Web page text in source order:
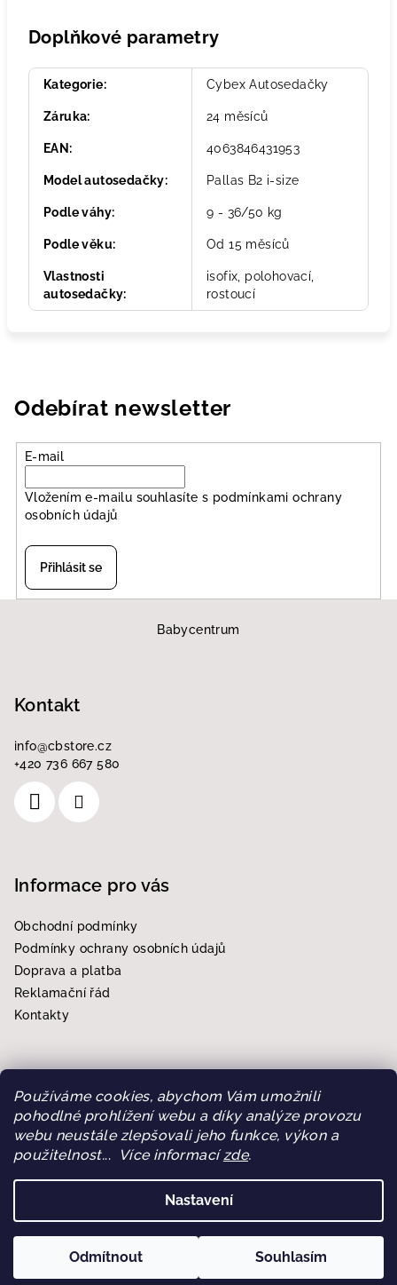
Používáme cookies, abychom Vám umožnili
pohodlné prohlížení webu a díky analýze provozu
webu neustále zlepšovali jeho funkce, výkon a
použitelnost... Více informacízde.
Nastavení
Odmítnout Souhlasím
Doplňkové parametry
Kategorie: Cybex Autosedačky
Záruka: 24 měsíců
EAN : 4063846431953
Model autosedačky: Pallas B2 i-size
Podle váhy: 9 - 36/50 kg
Podle věku: Od 15 měsíců
Vlastnosti
autosedačky:
isofix, polohovací,
rostoucí
Odebírat newsletter
E-mail
Vložením e-mailu souhlasíte s podmínkami ochrany
osobních údajů
Přihlásit se
Babycentrum
Kontakt
info@cbstore.cz
+420 736 667 580
Informace pro vás
Obchodní podmínky
Podmínky ochrany osobních údajů
Doprava a platba
Reklamační řád
Kontakty
Přijímáme online platby
Upravit nastavení cookies
Vytvořil Shoptet